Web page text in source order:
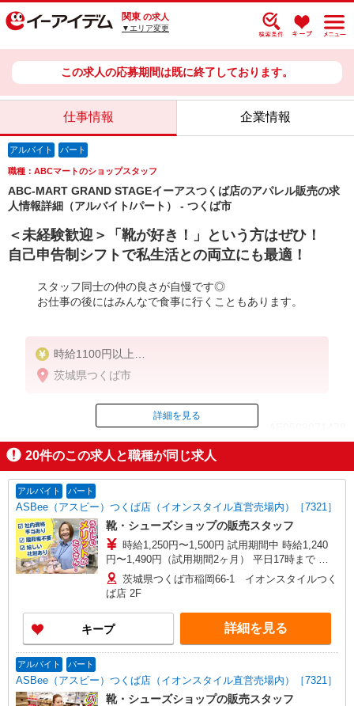
関東 の求人
▼エリア変更
この求人の応募期間は既に終了しております。
仕事情報 企業情報
アルバイト パート
職種：ABCマートのショップスタッフ
ABC-MART GRAND STAGEイーアスつくば店のアパレル販売の求
人情報詳細（アルバイト/パート） - つくば市
＜未経験歓迎＞「靴が好き！」という方はぜひ！
自己申告制シフトで私生活との両立にも最適！
スタッフ同士の仲の良さが自慢です◎
お仕事の後にはみんなで食事に行くこともあります。
時給1100円以上
高校生時給1074円以上
茨城県つくば市
ID：AE0508071478
掲載期間終了
詳細を見る
20件のこの求人と職種が同じ求人
アルバイト パート
ASBee（アスビー）つくば店（イオンスタイル直営売場内）［7321］
靴・シューズショップの販売スタッフ
時給1,250円〜1,500円 試用期間中 時給1,240
円〜1,490円（試用期間2ヶ月） 平日17時まで 時
給1,250円 平日17〜20時まで 時給1,300円 平日20
時〜 時給1,366円 日・祝17時まで 時給1,316円
日・祝17〜20時まで 時給1,450円 日・祝20時〜 時
給1,500円 ※資格・経験による
茨城県つくば市稲岡66-1 イオンスタイルつく
ば店 2F
キープ 詳細を見る
アルバイト パート
ASBee（アスビー）つくば店（イオンスタイル直営売場内）［7321］
靴・シューズショップの販売スタッフ